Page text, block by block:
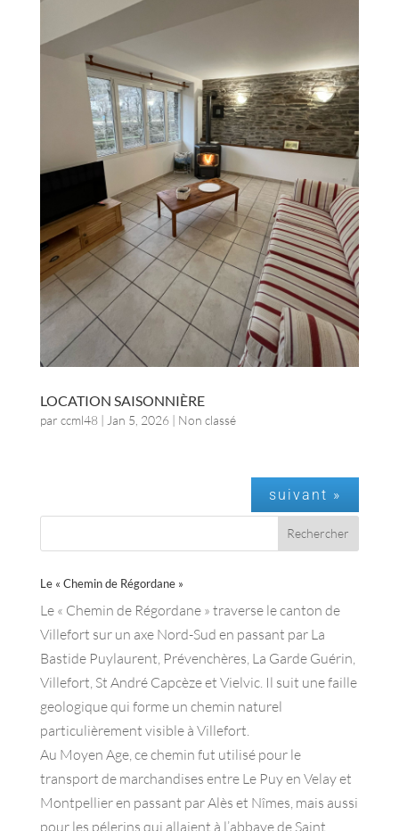
LOCATION SAISONNIÈRE
par ccml48| Jan 5, 2026| Non classé
suivant »
Le « Chemin de Régordane »
Le « Chemin de Régordane » traverse le canton de
Villefort sur un axe Nord-Sud en passant par La
Bastide Puylaurent, Prévenchères, La Garde Guérin,
Villefort, St André Capcèze et Vielvic. Il suit une faille
geologique qui forme un chemin naturel
particulièrement visible à Villefort.
Au Moyen Age, ce chemin fut utilisé pour le
transport de marchandises entre Le Puy en Velay et
Montpellier en passant par Alès et Nîmes, mais aussi
pour les pélerins qui allaient à l’abbaye de Saint